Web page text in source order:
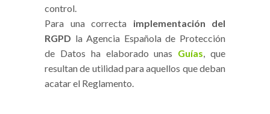
control.
Para una correcta implementación del
RGPD la Agencia Española de Protección
de Datos ha elaborado unas Guías, que
resultan de utilidad para aquellos que deban
acatar el Reglamento.